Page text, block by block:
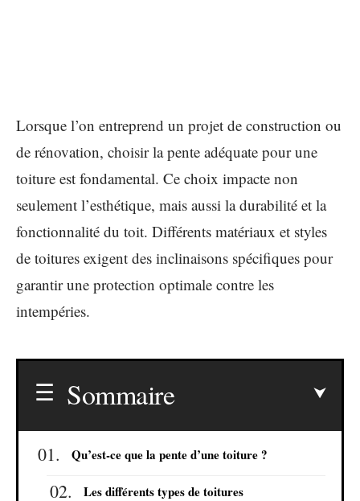
Lorsque l’on entreprend un projet de construction ou
de rénovation, choisir la pente adéquate pour une
toiture est fondamental. Ce choix impacte non
seulement l’esthétique, mais aussi la durabilité et la
fonctionnalité du toit. Différents matériaux et styles
de toitures exigent des inclinaisons spécifiques pour
garantir une protection optimale contre les
intempéries.
Sommaire
Qu’est-ce que la pente d’une toiture ?
Les différents types de toitures